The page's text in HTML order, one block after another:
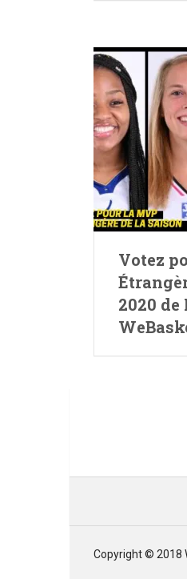
Votez
2020 de
Copyright © 2018